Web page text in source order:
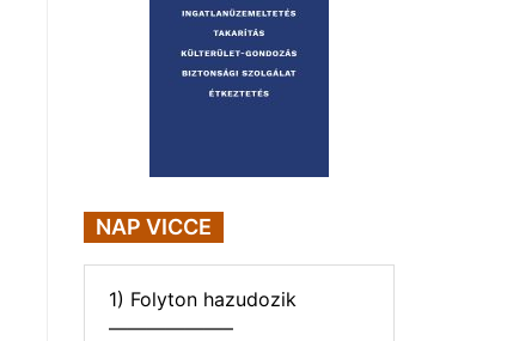
NAP VICCE
1) Folyton hazudozik
——————–